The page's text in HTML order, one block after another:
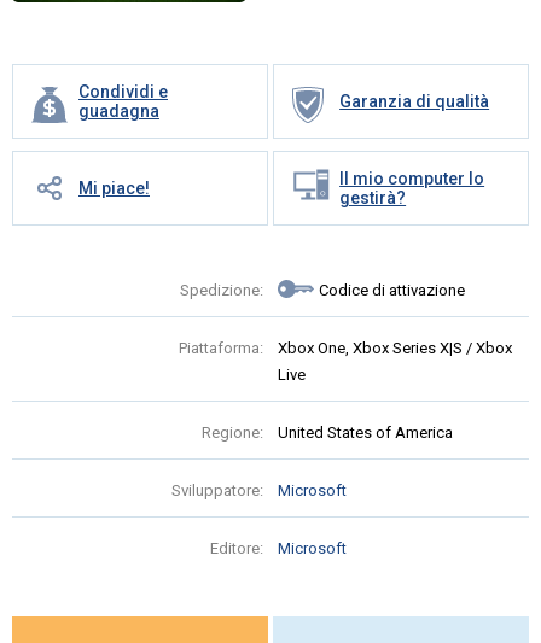
Condividi e
guadagna
Garanzia di qualità
Mi piace!
Il mio computer lo
gestirà?
Spedizione: Codice di attivazione
Piattaforma:
Xbox One, Xbox Series X|S / Xbox
Live
Regione: United States of America
Sviluppatore: Microsoft
Editore: Microsoft